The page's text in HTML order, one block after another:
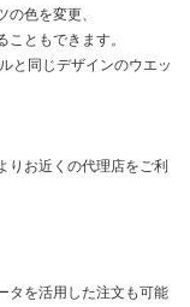
色を変更、
ともできます。
と同じデザインのウエッ
りお近くの代理店をご利
タを活用した注文も可能